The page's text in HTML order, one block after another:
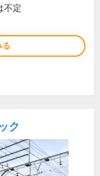
不定
る
ク